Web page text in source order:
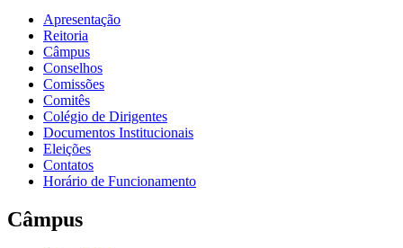
Apresentação
Reitoria
Câmpus
Conselhos
Comissões
Comitês
Colégio de Dirigentes
Documentos Institucionais
Eleições
Contatos
Horário de Funcionamento
Câmpus